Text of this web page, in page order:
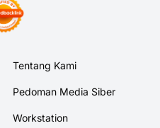
Tentang Kami
Pedoman Media Siber
Workstation